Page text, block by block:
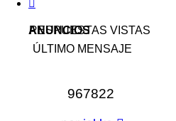
ANUNCIOS
RESPUESTAS VISTAS
ÚLTIMO MENSAJE
967822